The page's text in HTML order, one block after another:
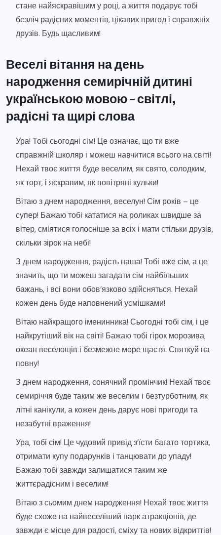
стане найяскравішим у році, а життя подарує тобі
безліч радісних моментів, цікавих пригод і справжніх
друзів. Будь щасливим!
Веселі вітання на день
народження семирічній дитині
українською мовою – світлі,
радісні та щирі слова
Ура! Тобі сьогодні сім! Це означає, що ти вже
справжній школяр і можеш навчитися всього на світі!
Нехай твоє життя буде веселим, як свято, солодким,
як торт, і яскравим, як повітряні кульки!
Вітаю з днем народження, веселун! Сім років – це
супер! Бажаю тобі кататися на роликах швидше за
вітер, сміятися голосніше за всіх і мати стільки друзів,
скільки зірок на небі!
З днем народження, радість наша! Тобі вже сім, а це
значить, що ти можеш загадати сім найбільших
бажань, і всі вони обов’язково здійсняться. Нехай
кожен день буде наповнений усмішками!
Вітаю найкращого іменинника! Сьогодні тобі сім, і це
найкрутіший вік на світі! Бажаю тобі гірок морозива,
океан веселощів і безмежне море щастя. Святкуй на
повну!
З днем народження, сонячний промінчик! Нехай твоє
семиріччя буде таким же веселим і безтурботним, як
літні канікули, а кожен день дарує нові пригоди та
незабутні враження!
Ура, тобі сім! Це чудовий привід з’їсти багато тортика,
отримати купу подарунків і танцювати до упаду!
Бажаю тобі завжди залишатися таким же
життєрадісним і веселим!
Вітаю з сьомим днем народження! Нехай твоє життя
буде схоже на найвеселіший парк атракціонів, де
завжди є місце для радості, сміху та нових відкриттів!